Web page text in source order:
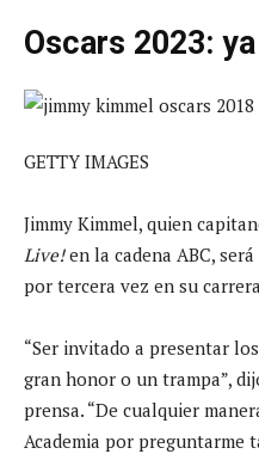
Oscars 2023:
GETTY IMAGES
Jimmy Kimmel, quien
Live!en la cadena ABC,
por tercera vez en su
“Ser invitado a presentar
gran honor o un trampa”,
prensa. “De cualquier
Academia por preguntarme